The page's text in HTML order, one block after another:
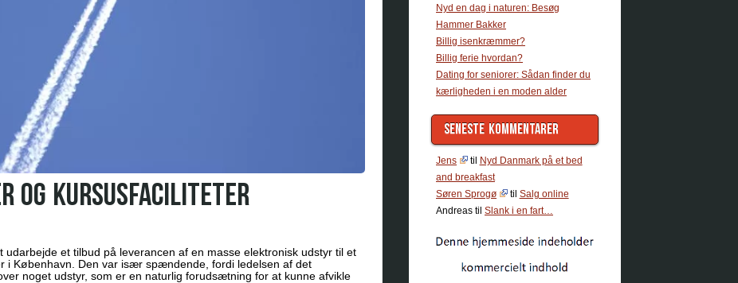
OG KURSUSFACILITETER
et tilbud på leverancen af en masse elektronisk udstyr til et
i København. Den var især spændende, fordi ledelsen af det
noget udstyr, som er en naturlig forudsætning for at kunne afvikle
Nyd en dag i naturen: Besøg
Hammer Bakker
Billig isenkræmmer?
Billig ferie hvordan?
Dating for seniorer: Sådan finder du
kærligheden i en moden alder
SENESTE KOMMENTARER
Jens til
Nyd Danmark på et bed
and breakfast
Søren Sprogø
til Salg online
Andreas til Slank i en fart…